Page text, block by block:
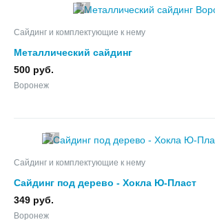
7
Сайдинг и комплектующие к нему
Металлический сайдинг
500 руб.
Воронеж
7
Сайдинг и комплектующие к нему
Сайдинг под дерево - Хокла Ю-Пласт
349 руб.
Воронеж